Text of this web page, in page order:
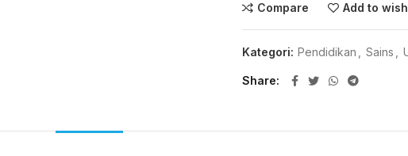
Compare Add to
Kategori: Pendidikan Sains
Share